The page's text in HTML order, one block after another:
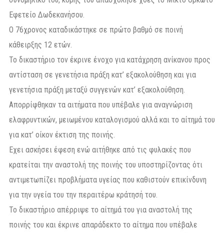
Εφετείο Δωδεκανήσου.
Ο 76χρονος καταδικάστηκε σε πρώτο βαθμό σε ποινή
κάθειρξης 12 ετών.
Το δικαστήριο τον έκρινε ένοχο για κατάχρηση ανίκανου προς
αντίσταση σε γενετήσια πράξη κατ’ εξακολούθηση και για
γενετήσια πράξη μεταξύ συγγενών κατ’ εξακολούθηση.
Απορρίφθηκαν τα αιτήματα που υπέβαλε για αναγνώριση
ελαφρυντικών, μειωμένου καταλογισμού αλλά και το αίτημά του
για κατ’ οίκον έκτιση της ποινής.
Εχει ασκήσει έφεση ενώ αιτήθηκε από τις φυλακές που
κρατείται την αναστολή της ποινής του υποστηρίζοντας ότι
αντιμετωπίζει προβλήματα υγείας που καθιστούν επικίνδυνη
για την υγεία του την περαιτέρω κράτησή του.
Το δικαστήριο απέρριψε το αίτημά του για αναστολή της
ποινής του και έκρινε απαράδεκτο το αίτημα που υπέβαλε